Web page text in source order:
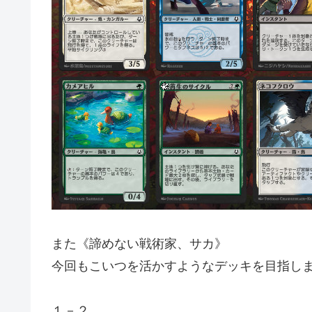
また《諦めない戦術家、サカ》
今回もこいつを活かすようなデッキを目指し